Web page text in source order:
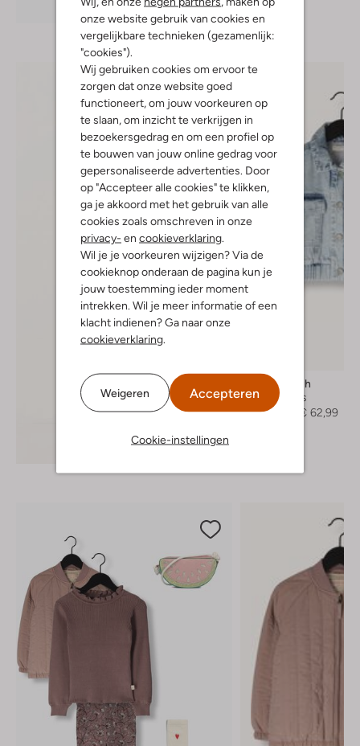
onze website gebruik van cookies en
vergelijkbare technieken (gezamenlijk:
"cookies").
Wij gebruiken cookies om ervoor te
zorgen dat onze website goed
functioneert, om jouw voorkeuren op
te slaan, om inzicht te verkrijgen in
bezoekersgedrag en om een profiel op
te bouwen van jouw online gedrag voor
gepersonaliseerde advertenties. Door
op "Accepteer alle cookies" te klikken,
ga je akkoord met het gebruik van alle
cookies zoals omschreven in onze
privacy- en cookieverklaring.
Wil je je voorkeuren wijzigen? Via de
cookieknop onderaan de pagina kun je
jouw toestemming ieder moment
intrekken. Wil je meer informatie of een
klacht indienen? Ga naar onze
cookieverklaring.
Weigeren Accepteren
Cookie-instellingen
Ontdek de look
Ontdek de look
Petit Blush
Spijkerjas
€ 89,99
€ 62,99